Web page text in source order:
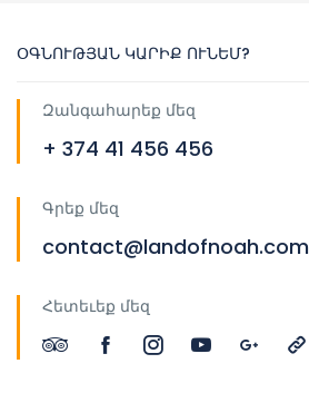
ՕԳՆՈՒԹՅԱՆ ԿԱՐԻՔ ՈՒՆԵՄ?
Զանգահարեք մեզ
+ 374 41 456 456
Գրեք մեզ
contact@landofnoah.com
Հետեւեք մեզ